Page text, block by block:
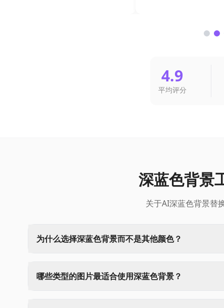
4.9
平均评分
深蓝色背景
关于AI深蓝色背景替
为什么选择深蓝色背景而不是其他颜色？
哪些类型的图片最适合使用深蓝色背景？